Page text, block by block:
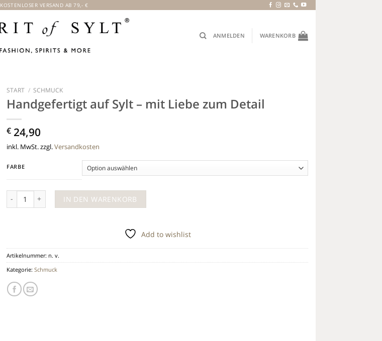
KOSTENLOSER VERSAND AB 79,- €
ANMELDEN WARENKORB
START / SCHMUCK
Handgefertigt auf Sylt – mit Liebe zum Detail
€ 24,90
inkl. MwSt.zzgl.Versandkosten
FARBE
IN DEN WARENKORB
Add to wishlist
Artikelnummer: n. v.
Kategorie: Schmuck